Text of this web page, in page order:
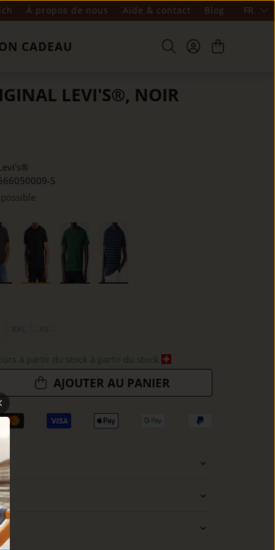
À propos de nous Aide & contact Blog FR
CADEAU
LEVI'S®, NOIR
S
à partir du stock à partir du stock
AJOUTER AU PANIER